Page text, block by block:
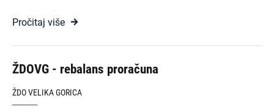
Pročitaj više
ŽDOVG - rebalans proračuna
ŽDO VELIKA GORICA